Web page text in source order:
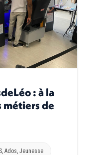
: à la
métiers de
Ados Jeunesse